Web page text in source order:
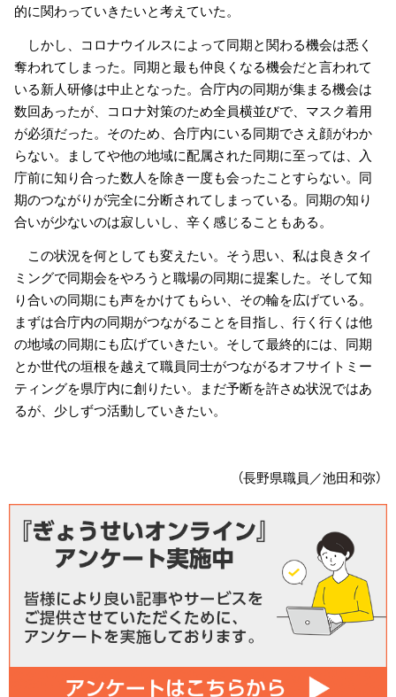
的に関わっていきたいと考えていた。
しかし、コロナウイルスによって同期と関わる機会は悉く
奪われてしまった。同期と最も仲良くなる機会だと言われて
いる新人研修は中止となった。合庁内の同期が集まる機会は
数回あったが、コロナ対策のため全員横並びで、マスク着用
が必須だった。そのため、合庁内にいる同期でさえ顔がわか
らない。ましてや他の地域に配属された同期に至っては、入
庁前に知り合った数人を除き一度も会ったことすらない。同
期のつながりが完全に分断されてしまっている。同期の知り
合いが少ないのは寂しいし、辛く感じることもある。
この状況を何としても変えたい。そう思い、私は良きタイ
ミングで同期会をやろうと職場の同期に提案した。そして知
り合いの同期にも声をかけてもらい、その輪を広げている。
まずは合庁内の同期がつながることを目指し、行く行くは他
の地域の同期にも広げていきたい。そして最終的には、同期
とか世代の垣根を越えて職員同士がつながるオフサイトミー
ティングを県庁内に創りたい。まだ予断を許さぬ状況ではあ
るが、少しずつ活動していきたい。
（長野県職員／池田和弥）